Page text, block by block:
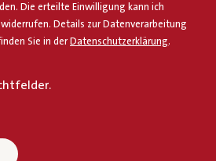
Die erteilte Einwilligung kann ich
Details zur Datenverarbeitung
Sie in derDatenschutzerklärung.